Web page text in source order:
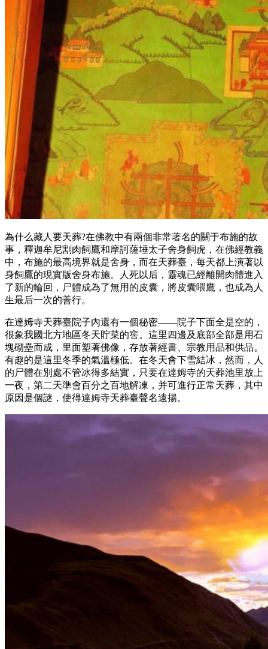
為什么藏人要天葬?在佛教中有兩個非常著名的關于布施的故
事，釋迦牟尼割肉飼鷹和摩訶薩埵太子舍身飼虎，在佛經教義
中，布施的最高境界就是舍身，而在天葬臺，每天都上演著以
身飼鷹的現實版舍身布施。人死以后，靈魂已經離開肉體進入
了新的輪回，尸體成為了無用的皮囊，將皮囊喂鷹，也成為人
生最后一次的善行。
在達姆寺天葬臺院子內還有一個秘密——院子下面全是空的，
很象我國北方地區冬天貯菜的窖。這里四邊及底部全部是用石
塊砌壘而成，里面塑著佛像，存放著經書、宗教用品和供品。
有趣的是這里冬季的氣溫極低。在冬天會下雪結冰，然而，人
的尸體在別處不管冰得多結實，只要在達姆寺的天葬池里放上
一夜，第二天準會百分之百地解凍，并可進行正常天葬，其中
原因是個謎，使得達姆寺天葬臺聲名遠揚。